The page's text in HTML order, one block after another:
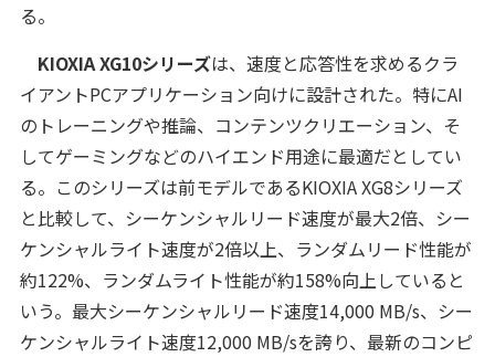
る。
KIOXIA XG10シリーズは、速度と応答性を求めるクラ
イアントPCアプリケーション向けに設計された。特にAI
のトレーニングや推論、コンテンツクリエーション、そ
してゲーミングなどのハイエンド用途に最適だとしてい
る。このシリーズは前モデルであるKIOXIA XG8シリーズ
と比較して、シーケンシャルリード速度が最大2倍、シー
ケンシャルライト速度が2倍以上、ランダムリード性能が
約122%、ランダムライト性能が約158%向上していると
いう。最大シーケンシャルリード速度14,000 MB/s、シー
ケンシャルライト速度12,000 MB/sを誇り、最新のコンピ